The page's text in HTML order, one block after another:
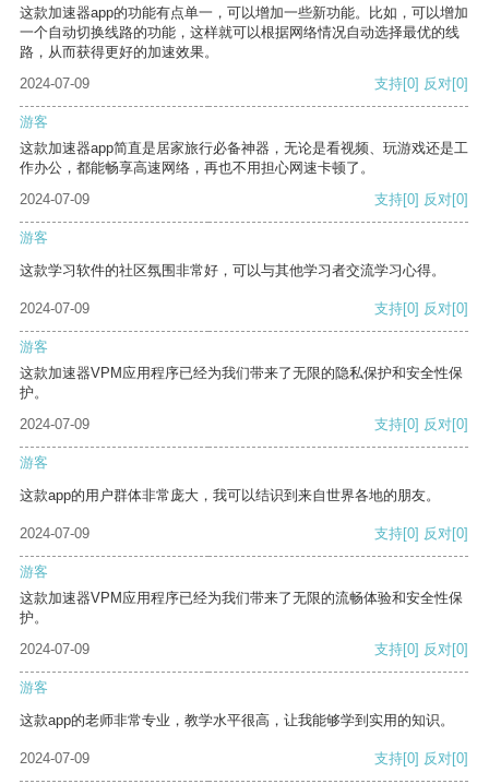
这款加速器app的功能有点单一，可以增加一些新功能。比如，可以增加
一个自动切换线路的功能，这样就可以根据网络情况自动选择最优的线
路，从而获得更好的加速效果。
2024-07-09
支持[0] 反对[0]
游客
这款加速器app简直是居家旅行必备神器，无论是看视频、玩游戏还是工
作办公，都能畅享高速网络，再也不用担心网速卡顿了。
2024-07-09
支持[0] 反对[0]
游客
这款学习软件的社区氛围非常好，可以与其他学习者交流学习心得。
2024-07-09 支持[0] 反对[0]
游客
这款加速器VPM应用程序已经为我们带来了无限的隐私保护和安全性保
护。
2024-07-09
支持[0] 反对[0]
游客
这款app的用户群体非常庞大，我可以结识到来自世界各地的朋友。
2024-07-09 支持[0] 反对[0]
游客
这款加速器VPM应用程序已经为我们带来了无限的流畅体验和安全性保
护。
2024-07-09
支持[0] 反对[0]
游客
这款app的老师非常专业，教学水平很高，让我能够学到实用的知识。
2024-07-09 支持[0] 反对[0]